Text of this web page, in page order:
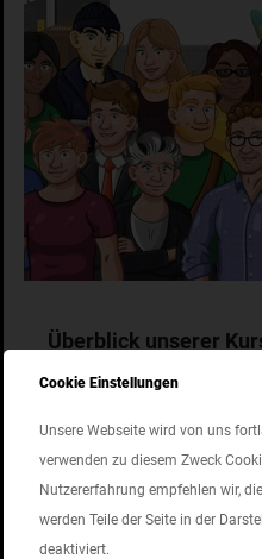
Überblick unserer
Hier findest du eine Auswahl
Cookie Einstellungen
Unsere Webseite wird von uns
verwenden zu diesem Zweck
Nutzererfahrung empfehlen wir,
werden Teile der Seite in der
deaktiviert.